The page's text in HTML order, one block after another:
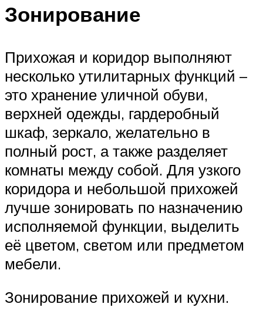
Зонирование
Прихожая и коридор выполняют
несколько утилитарных функций –
это хранение уличной обуви,
верхней одежды, гардеробный
шкаф, зеркало, желательно в
полный рост, а также разделяет
комнаты между собой. Для узкого
коридора и небольшой прихожей
лучше зонировать по назначению
исполняемой функции, выделить
её цветом, светом или предметом
мебели.
Зонирование прихожей и кухни.